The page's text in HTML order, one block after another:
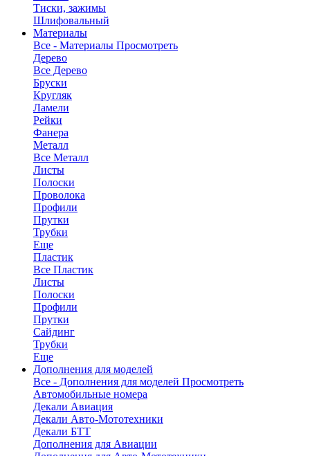
Тиски, зажимы
Шлифовальный
Материалы
Все - Материалы Просмотреть
Дерево
Все Дерево
Бруски
Кругляк
Ламели
Рейки
Фанера
Металл
Все Металл
Листы
Полоски
Проволока
Профили
Прутки
Трубки
Еще
Пластик
Все Пластик
Листы
Полоски
Профили
Прутки
Сайдинг
Трубки
Еще
Дополнения для моделей
Все - Дополнения для моделей Просмотреть
Автомобильные номера
Декали Авиация
Декали Авто-Мототехники
Декали БТТ
Дополнения для Авиации